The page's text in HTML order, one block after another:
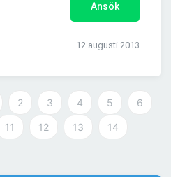
Ansök
12 augusti 2013
2 3 4 5 6
11 12 13 14